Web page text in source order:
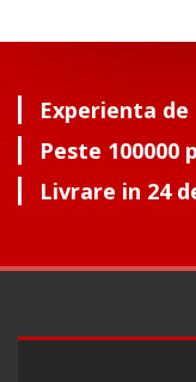
Experienta de
Peste 100000
Livrare in 24